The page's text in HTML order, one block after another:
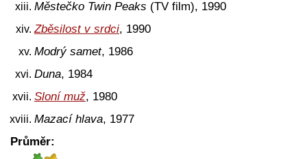
Městečko Twin Peaks (TV film), 1990
Zběsilost v srdci, 1990
Modrý samet, 1986
Duna, 1984
Sloní muž, 1980
Mazací hlava, 1977
Průměr: